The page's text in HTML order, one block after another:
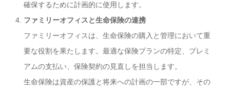
確保するために計画的に使用します。
ファミリーオフィスと生命保険の連携
ファミリーオフィスは、生命保険の購入と管理において重
要な役割を果たします。最適な保険プランの特定、プレミ
アムの支払い、保険契約の見直しを担当します。
生命保険は資産の保護と将来への計画の一部ですが、その